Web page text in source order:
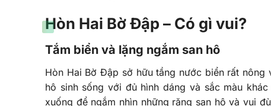
Hòn Hai Bờ Đập – Có gì vui?
Tắm biển và lặng ngắm san hô
Hòn Hai Bờ Đập sở hữu tầng nước biển rất
hô sinh sống với đủ hình dáng và sắc màu
xuống để ngắm nhìn những rặng san hô và vui